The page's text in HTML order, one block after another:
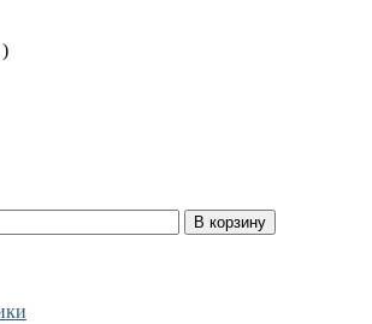
)
В корзину